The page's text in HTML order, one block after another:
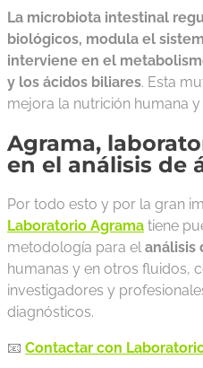
La microbiota intestinal
biológicos, modula el
interviene en el
y los ácidos biliares. Esta
mejora la nutrición humana
Agrama,
en el análisis de
Por todo esto y por la gran
Laboratorio Agrama tiene
metodología para elanálisis
humanas y en otros fluidos,
investigadores y
diagnósticos.
📧 Contactar con